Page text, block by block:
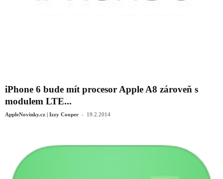
iPhone 6 bude mít procesor Apple A8 zároveň s
modulem LTE...
AppleNovinky.cz | Izzy Cooper - 19.2.2014